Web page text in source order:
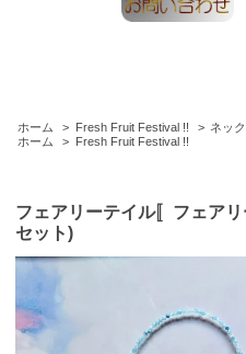
ホーム > Fresh Fruit Festival !! > ネッ
ホーム
> Fresh Fruit Festival !!
フェアリーテイル〚フェア
セット)